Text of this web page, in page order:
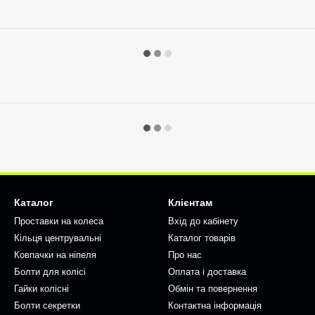
Каталог
Проставки на колеса
Кільця центрувальні
Ковпачки на ніпеля
Болти для колісі
Гайки колісні
Болти секретки
Клієнтам
Вхід до кабінету
Каталог товарів
Про нас
Оплата і доставка
Обмін та повернення
Контактна інформація